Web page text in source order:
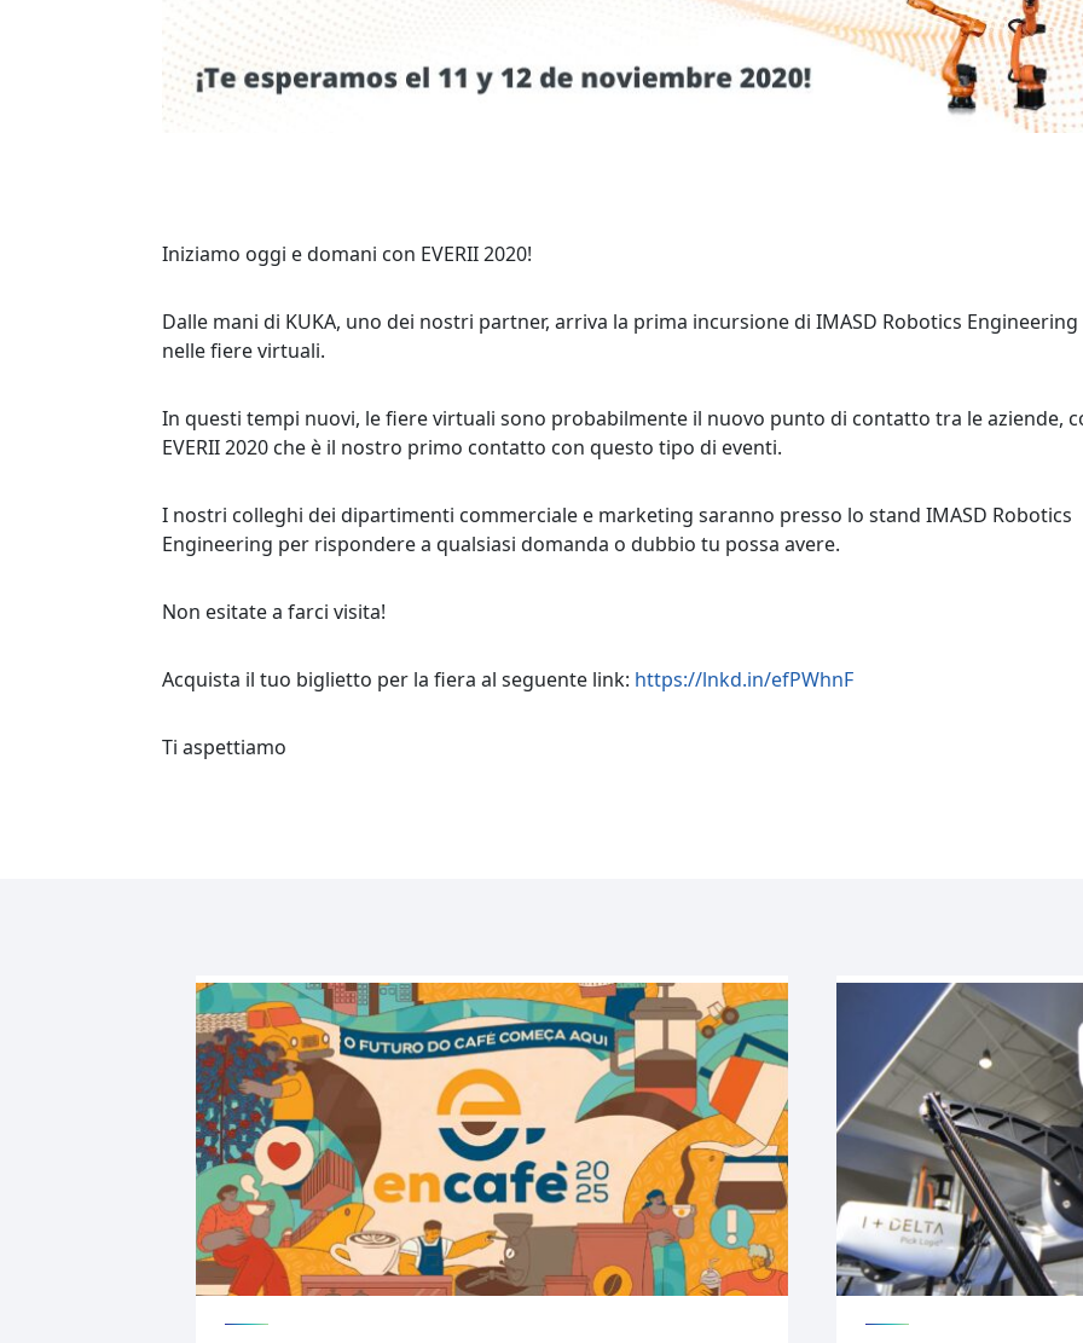
Iniziamo oggi e domani con EVERII 2020!
Dalle mani di KUKA, uno dei nostri partner, arriva la prima incursione di IMASD Robotics Engineering
nelle fiere virtuali.
In questi tempi nuovi, le fiere virtuali sono probabilmente il nuovo punto di contatto tra le aziende,
EVERII 2020 che è il nostro primo contatto con questo tipo di eventi.
I nostri colleghi dei dipartimenti commerciale e marketing saranno presso lo stand IMASD Robotics
Engineering per rispondere a qualsiasi domanda o dubbio tu possa avere.
Non esitate a farci visita!
Acquista il tuo biglietto per la fiera al seguente link: https://lnkd.in/efPWhnF
Ti aspettiamo